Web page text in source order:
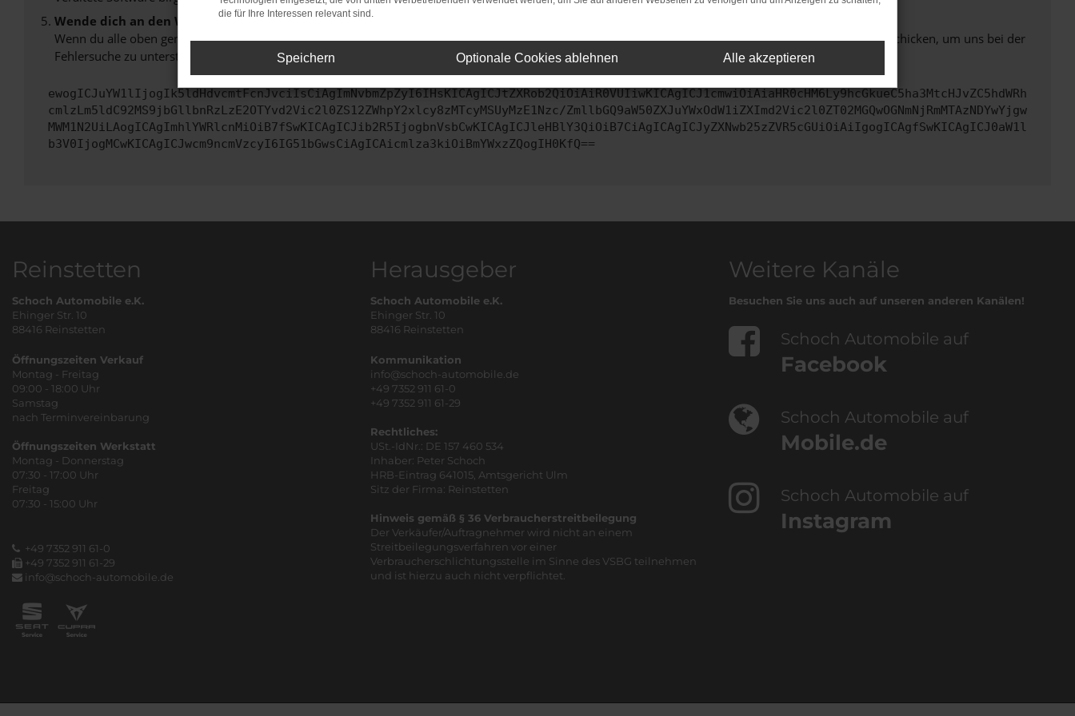
Wende dich an den Webseitenbetreiber.
Wenn du alle oben genannten Schritte versucht hast, kontaktiere uns bitte. Wir werden versuchen, das Problem zu beheben. Du kannst uns diesen Text schicken, um uns bei der
Fehlersuche zu unterstützen:
ewogICJuYW1lIjogIk5ldHdvcmtFcnJvciIsCiAgImNvbmZpZyI6IHsKICAgICJtZXRob2QiOiAiR0VUIiwKICAgICJ1cmwiOiAiaHR0cHM6Ly9hcGkueC5ha3MtcHJvZC5hdWRh
cmlzLm5ldC92MS9jbGllbnRzLzE2OTYvd2Vic2l0ZS12ZWhpY2xlcy8zMTcyMSUyMzE1Nzc/ZmllbGQ9aW50ZXJuYWxOdW1iZXImd2Vic2l0ZT02MGQwOGNmNjRmMTAzNDYwYjgw
MWM1N2UiLAogICAgImhlYWRlcnMiOiB7fSwKICAgICJib2R5IjogbnVsbCwKICAgICJleHBlY3QiOiB7CiAgICAgICJyZXNwb25zZVR5cGUiOiAiIgogICAgfSwKICAgICJ0aW1l
b3V0IjogMCwKICAgICJwcm9ncmVzcyI6IG51bGwsCiAgICAicmlza3kiOiBmYWxzZQogIH0KfQ==
Reinstetten
Schoch Automobile e.K.
Ehinger Str. 10
88416 Reinstetten
Öffnungszeiten Verkauf
Montag - Freitag
09:00 - 18:00 Uhr
Samstag
nach Terminvereinbarung
Öffnungszeiten Werkstatt
Montag - Donnerstag
07:30 - 17:00 Uhr
Freitag
07:30 - 15:00 Uhr
+49 7352 911 61-0
+49 7352 911 61-29
info@schoch-automobile.de
Herausgeber
Schoch Automobile e.K.
Ehinger Str. 10
88416 Reinstetten
Kommunikation
info@schoch-automobile.de
+49 7352 911 61-0
+49 7352 911 61-29
Rechtliches:
USt.-IdNr.: DE 157 460 534
Inhaber: Peter Schoch
HRB-Eintrag 641015, Amtsgericht Ulm
Sitz der Firma: Reinstetten
Hinweis gemäß § 36 Verbraucherstreitbeilegung
Der Verkäufer/Auftragnehmer wird nicht an einem
Streitbeilegungsverfahren vor einer
Verbraucherschlichtungsstelle im Sinne des VSBG teilnehmen
und ist hierzu auch nicht verpflichtet.
Weitere Kanäle
Besuchen Sie uns auch auf unseren anderen Kanälen!
Schoch Automobile auf
Facebook
Schoch Automobile auf
Mobile.de
Schoch Automobile auf
Instagram
die für Ihre Interessen relevant sind.
Speichern Optionale Cookies ablehnen Alle akzeptieren